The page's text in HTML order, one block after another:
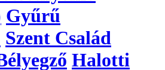
Gyűrű
Szent Család
Halotti